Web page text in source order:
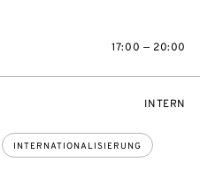
17:00 — 20:00
INTERNATIONALISIERUNG
INTERN